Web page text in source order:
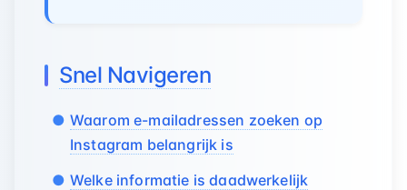
Snel Navigeren
Waarom e-mailadressen zoeken op
Instagram belangrijk is
Welke informatie is daadwerkelijk